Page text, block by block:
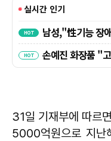
31일 기재부에 따르
5000억원으로 지